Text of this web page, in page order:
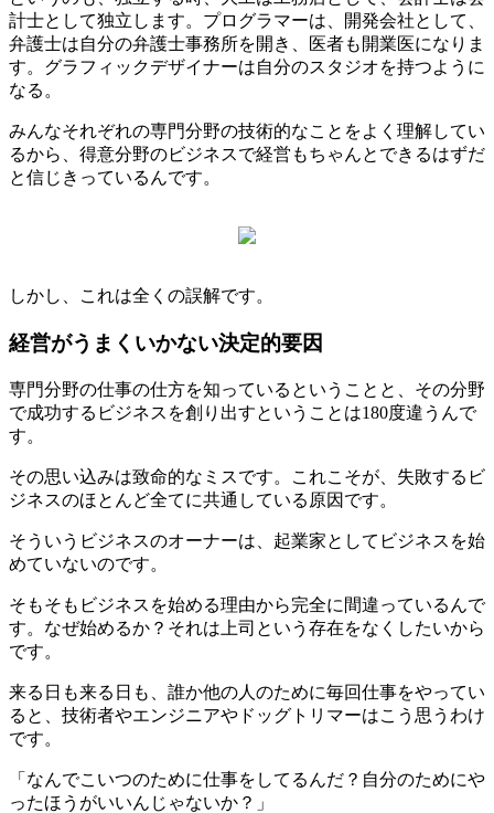
計士として独立します。プログラマーは、開発会社として、
弁護士は自分の弁護士事務所を開き、医者も開業医になりま
す。グラフィックデザイナーは自分のスタジオを持つように
なる。
みんなそれぞれの専門分野の技術的なことをよく理解してい
るから、得意分野のビジネスで経営もちゃんとできるはずだ
と信じきっているんです。
しかし、これは全くの誤解です。
経営がうまくいかない決定的要因
専門分野の仕事の仕方を知っているということと、その分野
で成功するビジネスを創り出すということは180度違うんで
す。
その思い込みは致命的なミスです。これこそが、失敗するビ
ジネスのほとんど全てに共通している原因です。
そういうビジネスのオーナーは、起業家としてビジネスを始
めていないのです。
そもそもビジネスを始める理由から完全に間違っているんで
す。なぜ始めるか？それは上司という存在をなくしたいから
です。
来る日も来る日も、誰か他の人のために毎回仕事をやってい
ると、技術者やエンジニアやドッグトリマーはこう思うわけ
です。
「なんでこいつのために仕事をしてるんだ？自分のためにや
ったほうがいいんじゃないか？」